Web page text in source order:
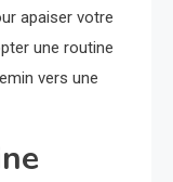
apaiser votre
une routine
vers une